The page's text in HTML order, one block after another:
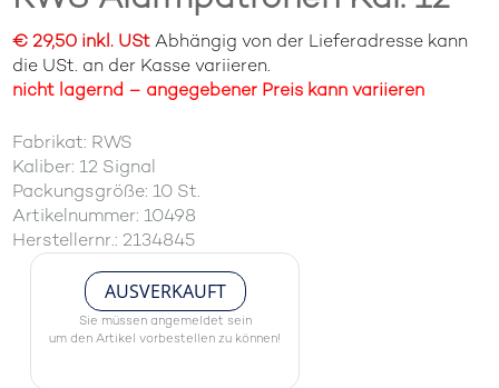
€ 29,50 inkl. UStAbhängig von der Lieferadresse kann
die USt. an der Kasse variieren.
nicht lagernd – angegebener Preis kann variieren
Fabrikat: RWS
Kaliber: 12 Signal
Packungsgröße: 10 St.
Artikelnummer: 10498
Herstellernr.: 2134845
AUSVERKAUFT
Sie müssen angemeldet sein
um den Artikel vorbestellen zu können!